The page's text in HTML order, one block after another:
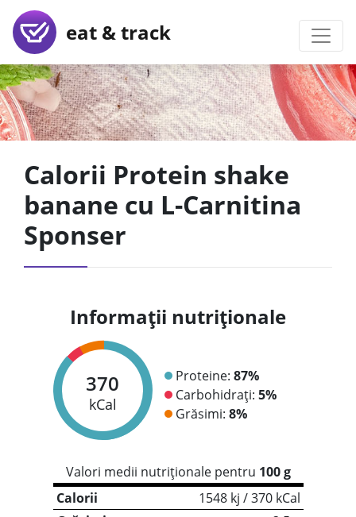
eat & track
Calorii Protein shake
banane cu L-Carnitina
Sponser
Informații nutriționale
370
kCal
Proteine: 87%
Carbohidrați: 5%
Grăsimi: 8%
Valori medii nutriționale pentru 100 g
Calorii
1548 kj / 370 kCal